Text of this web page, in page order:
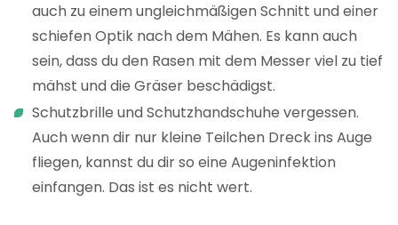
auch zu einem ungleichmäßigen Schnitt und einer
schiefen Optik nach dem Mähen. Es kann auch
sein, dass du den Rasen mit dem Messer viel zu tief
mähst und die Gräser beschädigst.
Schutzbrille und Schutzhandschuhe vergessen.
Auch wenn dir nur kleine Teilchen Dreck ins Auge
fliegen, kannst du dir so eine Augeninfektion
einfangen. Das ist es nicht wert.